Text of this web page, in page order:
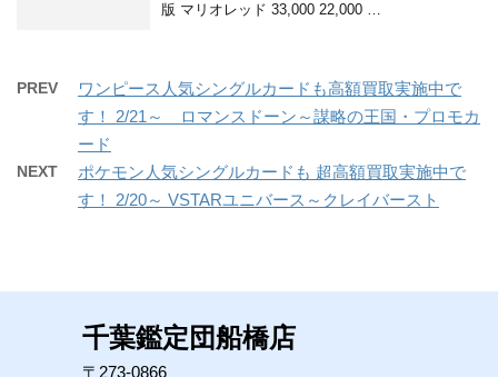
版 マリオレッド 33,000 22,000 …
PREV
ワンピース人気シングルカードも高額買取実施中で
す！ 2/21～ ロマンスドーン～謀略の王国・プロモカ
ード
NEXT
ポケモン人気シングルカードも 超高額買取実施中で
す！ 2/20～ VSTARユニバース～クレイバースト
千葉鑑定団船橋店
〒273-0866